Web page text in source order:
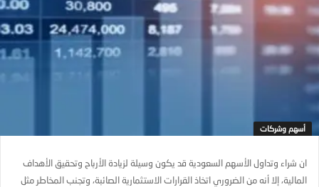
أسهم وشركات
ان شراء وتداول الأسهم السعودية قد يكون وسيلة لزيادة الأرباح وتحقيق الأهداف
المالية، إلا أنه من الضروري اتخاذ القرارات الاستثمارية الصائبة، وتجنب المخاطر مثل